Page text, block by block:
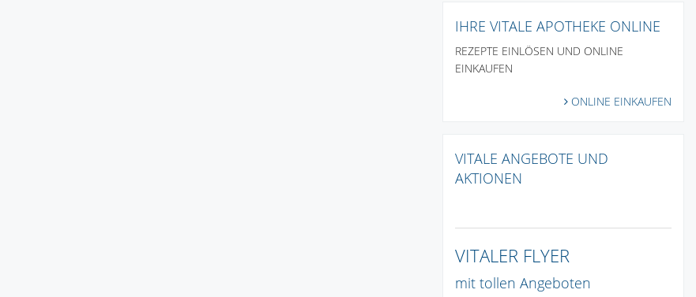
IHRE VITALE APOTHEKE ONLINE
REZEPTE EINLÖSEN UND ONLINE
EINKAUFEN
ONLINE EINKAUFEN
VITALE ANGEBOTE UND
AKTIONEN
VITALER FLYER
mit tollen Angeboten